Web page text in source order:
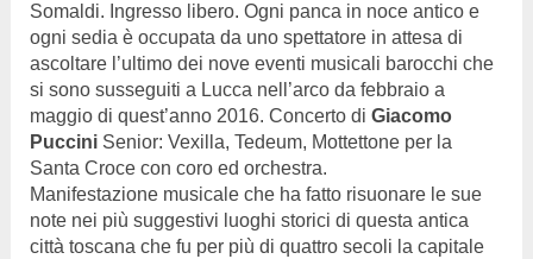
Somaldi. Ingresso libero. Ogni panca in noce antico e
ogni sedia è occupata da uno spettatore in attesa di
ascoltare l’ultimo dei nove eventi musicali barocchi che
si sono susseguiti a Lucca nell’arco da febbraio a
maggio di quest’anno 2016. Concerto di Giacomo
PucciniSenior: Vexilla, Tedeum, Mottettone per la
Santa Croce con coro ed orchestra.
Manifestazione musicale che ha fatto risuonare le sue
note nei più suggestivi luoghi storici di questa antica
città toscana che fu per più di quattro secoli la capitale